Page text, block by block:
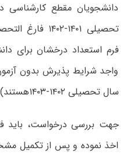
دانشجویان مقطع کارشناسی
تحصیلی ۱۴۰۱-
فرم استعداد درخشان برای
واجد شرایط پذیرش بدون
سال تحصیلی ۱۴۰۲-۱۴۰۳هستند).
جهت بررسی درخواست، باید
اخذ نموده و پس از تکمیل